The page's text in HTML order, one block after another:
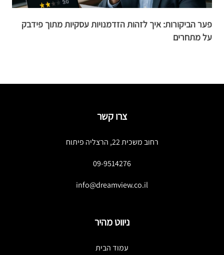
פער הביקורות: איך לזהות הזדמנויות עסקיות מתוך פידבק
על מתחרים
צרו קשר
רחוב משכית 22, הרצליה פיתוח
09-9514276
info@dreamview.co.il
ניווט מהיר
עמוד הבית